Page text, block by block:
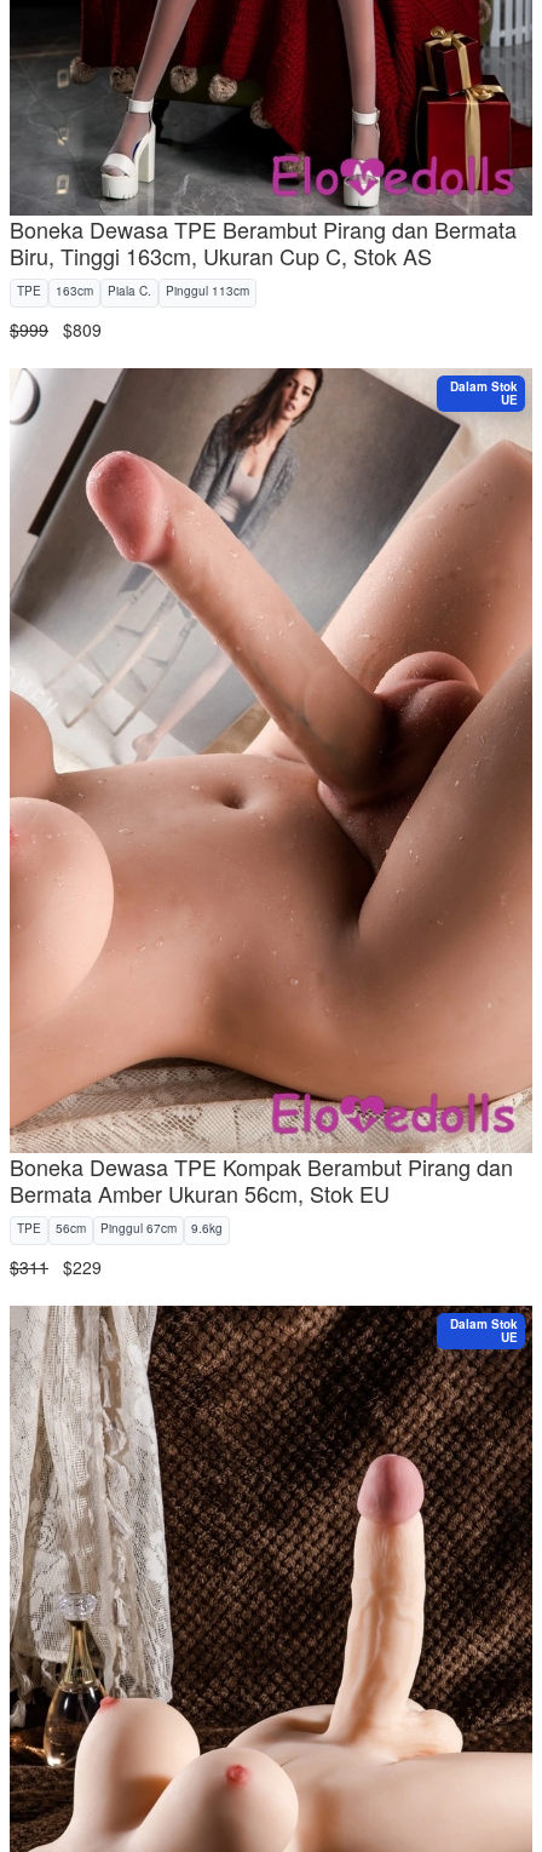
Boneka Dewasa TPE Berambut Pirang dan Bermata
Biru, Tinggi 163cm, Ukuran Cup C, Stok AS
TPE 163cm Piala C. Pinggul 113cm
$999 $809
Dalam Stok
UE
Boneka Dewasa TPE Kompak Berambut Pirang dan
Bermata Amber Ukuran 56cm, Stok EU
TPE 56cm Pinggul 67cm 9.6kg
$311 $229
Dalam Stok
UE